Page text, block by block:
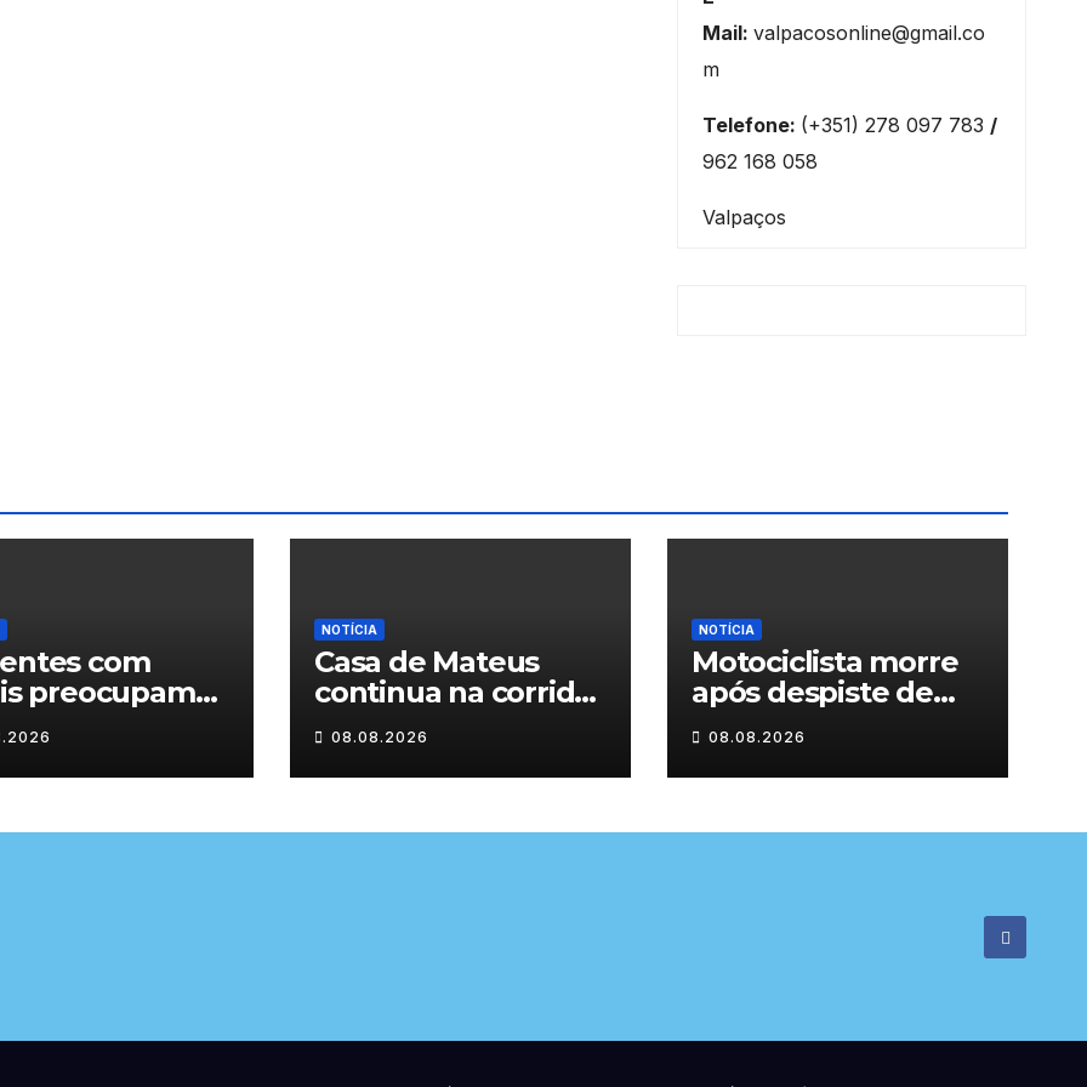
Mail: valpacosonline@gmail.co
m
Telefone: (+351) 278 097 783 /
962 168 058
Valpaços
com
preocupam
de
os-Montes
NOTÍCIA
Casa de Mateus
continua na corrida
das Novas 7
Maravilhas de
Portugal
08.08.2026
NOTÍCIA
Motociclista morre
após despiste de
moto em Chaves
08.08.2026